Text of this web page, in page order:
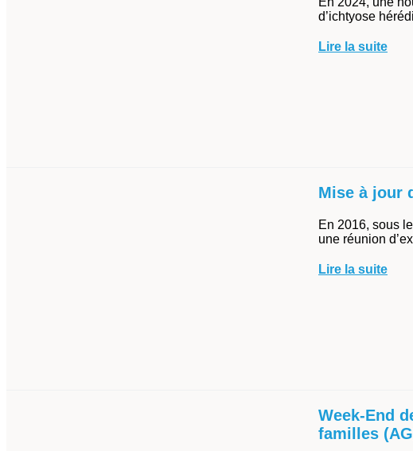
d’ichtyose
Lire la suite
Mise à jour
En 2016, sous
une réunion
Lire la suite
Week-End
familles